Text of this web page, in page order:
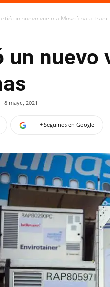
un nuevo vuelo a Moscú para traer
un nuevo
- 8 mayo, 2021
+ Seguinos en Google